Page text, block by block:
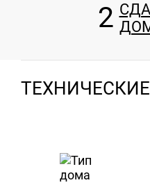
2